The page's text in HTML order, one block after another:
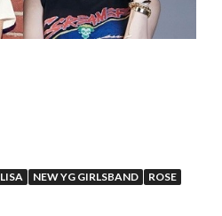
LISA NEW YG GIRLSBAND
ROSE